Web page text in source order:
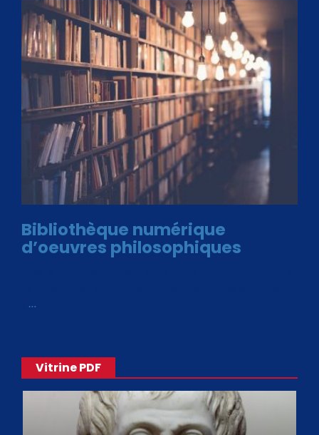
Bibliothèque numérique
d’oeuvres philosophiques
…
Vitrine PDF